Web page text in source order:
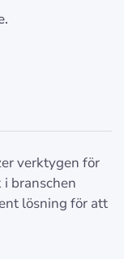
verktygen för
branschen
lösning för att